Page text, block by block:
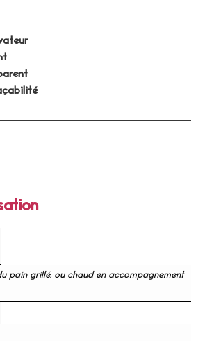
pain grillé, ou chaud en accompagnement